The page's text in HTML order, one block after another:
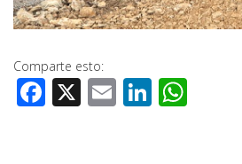
Comparte esto:
Facebook
X EmailLinkedIn